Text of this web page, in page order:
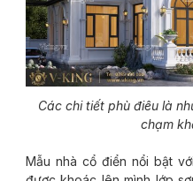
Các chi tiết phù điêu là
chạm
Mẫu nhà cổ điển nổi bật